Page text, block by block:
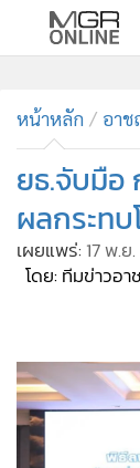
• ทันเหตุการณ์
• ภาคใต้
• ภูมิภาค
• Online
• บันเทิง
ผู้จัดการรายวัน
• ละคร
• CbizReview
• Cyber BIZ
ผู้จัดกวน
หน้าหลัก อาช
ยธ.จับมือ
ผลกระทบ
เผยแพร่: 17 พ.ย
โดย: ทีมข่าวอ